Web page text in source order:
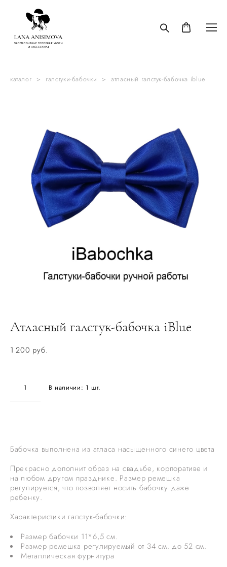
каталог > галстуки-бабочки > атласный галстук-бабочка iblue
Атласный галстук-бабочка iBlue
1 200 pуб.
В наличии: 1 шт.
Бабочка выполнена из атласа насыщенного синего цвета
Прекрасно дополнит образ на свадьбе, корпоративе и
на любом другом празднике. Размер ремешка
регулируется, что позволяет носить бабочку даже
ребенку.
Характеристики галстук-бабочки:
Размер бабочки 11*6,5 см.
Размер ремешка регулируемый от 34 см. до 52 см.
Металлическая фурнитура